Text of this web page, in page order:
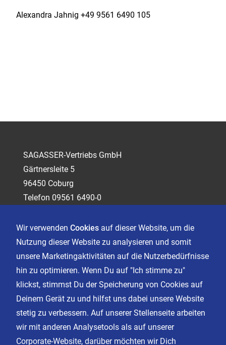
Alexandra Jahnig +49 9561 6490 105
SAGASSER-Vertriebs GmbH
Gärtnersleite 5
96450 Coburg
Telefon 09561 6490-0
Impressum
Datenschutz
AGB
Wir verwenden Cookies auf dieser Website, um die
Nutzung dieser Website zu analysieren und somit
unsere Marketingaktivitäten auf die Nutzerbedürfnisse
hin zu optimieren. Wenn Du auf "Ich stimme zu"
klickst, stimmst Du der Speicherung von Cookies auf
Deinem Gerät zu und hilfst uns dabei unsere Website
stetig zu verbessern. Auf unserer Stellenseite arbeiten
wir mit anderen Analysetools als auf unserer
Corporate-Website, darüber möchten wir Dich